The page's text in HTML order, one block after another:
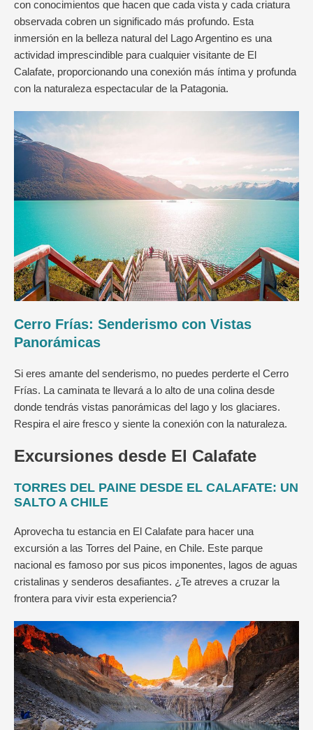
con conocimientos que hacen que cada vista y cada criatura
observada cobren un significado más profundo. Esta
inmersión en la belleza natural del Lago Argentino es una
actividad imprescindible para cualquier visitante de El
Calafate, proporcionando una conexión más íntima y profunda
con la naturaleza espectacular de la Patagonia.
Cerro Frías: Senderismo con Vistas
Panorámicas
Si eres amante del senderismo, no puedes perderte el Cerro
Frías. La caminata te llevará a lo alto de una colina desde
donde tendrás vistas panorámicas del lago y los glaciares.
Respira el aire fresco y siente la conexión con la naturaleza.
Excursiones desde El Calafate
TORRES DEL PAINE DESDE EL CALAFATE: UN
SALTO A CHILE
Aprovecha tu estancia en El Calafate para hacer una
excursión a las Torres del Paine, en Chile. Este parque
nacional es famoso por sus picos imponentes, lagos de aguas
cristalinas y senderos desafiantes. ¿Te atreves a cruzar la
frontera para vivir esta experiencia?